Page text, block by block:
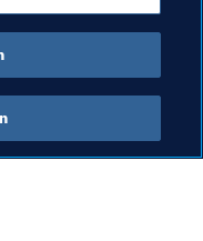
eine schöne